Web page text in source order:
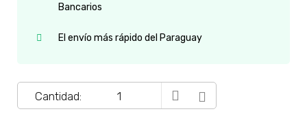
Bancarios
El envío más rápido del Paraguay
Cantidad: